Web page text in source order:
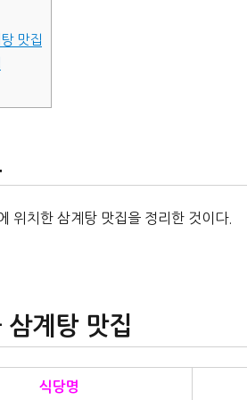
맛집
위치한 삼계탕 맛집을 정리한 것이다.
삼계탕 맛집
식당명